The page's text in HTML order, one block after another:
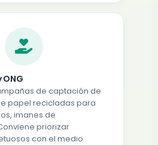
de captación de
papel recicladas para
imanes de
priorizar
con el medio